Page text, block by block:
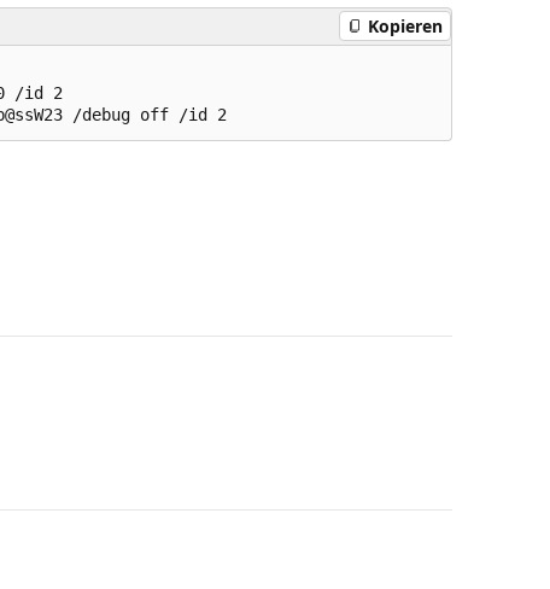
Kopieren
/id 2